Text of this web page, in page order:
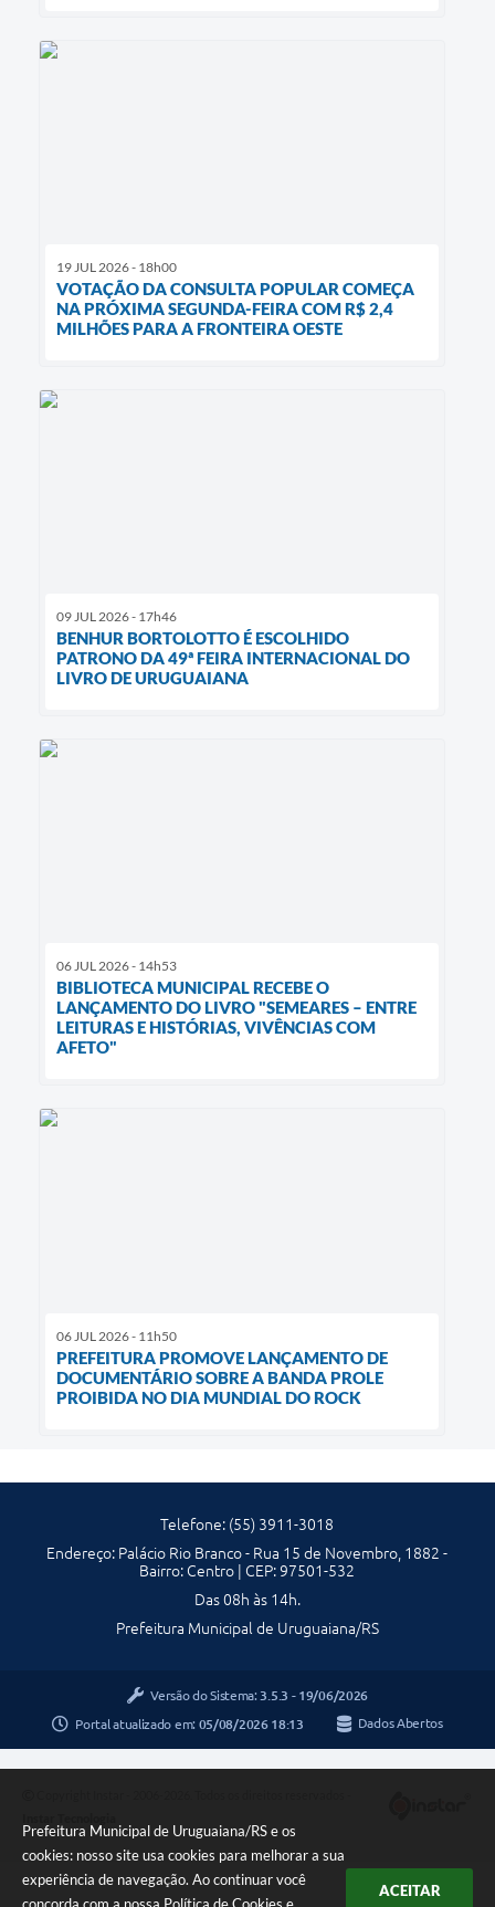
Prefeitura Municipal de Uruguaiana/RS e os
cookies: nosso site usa cookies para melhorar a sua
experiência de navegação. Ao continuar você
ACEITAR
19 JUL 2026 - 18h00
VOTAÇÃO DA CONSULTA POPULAR COMEÇA
NA PRÓXIMA SEGUNDA-FEIRA COM R$ 2,4
MILHÕES PARA A FRONTEIRA OESTE
09 JUL 2026 - 17h46
BENHUR BORTOLOTTO É ESCOLHIDO
PATRONO DA 49ª FEIRA INTERNACIONAL DO
LIVRO DE URUGUAIANA
06 JUL 2026 - 14h53
BIBLIOTECA MUNICIPAL RECEBE O
LANÇAMENTO DO LIVRO "SEMEARES – ENTRE
LEITURAS E HISTÓRIAS, VIVÊNCIAS COM
AFETO"
06 JUL 2026 - 11h50
PREFEITURA PROMOVE LANÇAMENTO DE
DOCUMENTÁRIO SOBRE A BANDA PROLE
PROIBIDA NO DIA MUNDIAL DO ROCK
Telefone: (55) 3911-3018
Endereço: Palácio Rio Branco - Rua 15 de Novembro, 1882 -
Bairro: Centro | CEP: 97501-532
Das 08h às 14h.
Prefeitura Municipal de Uruguaiana/RS
Versão do Sistema: 3.5.3 - 19/06/2026
Portal atualizado em: 05/08/2026 18:13 Dados Abertos